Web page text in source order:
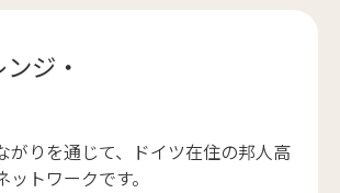
ジ・
がりを通じて、ドイツ在住の邦人高
トワークです。